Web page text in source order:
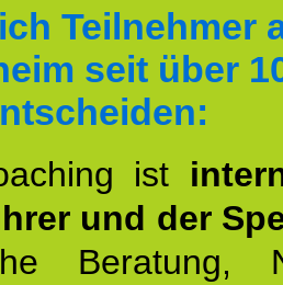
Teilnehmer
seit über
ist
und der
Beratung,